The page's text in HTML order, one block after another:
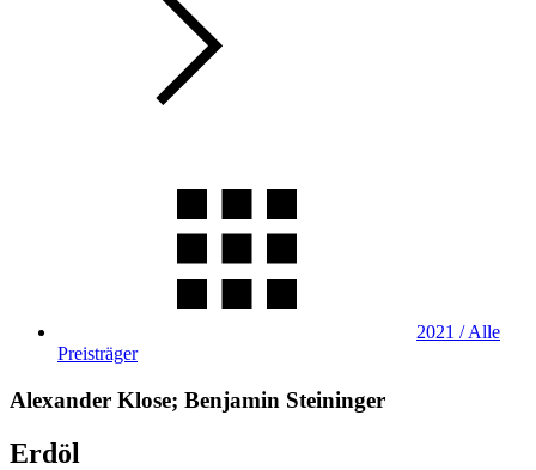
2021 / Alle
Preisträger
Alexander Klose; Benjamin Steininger
Erdöl